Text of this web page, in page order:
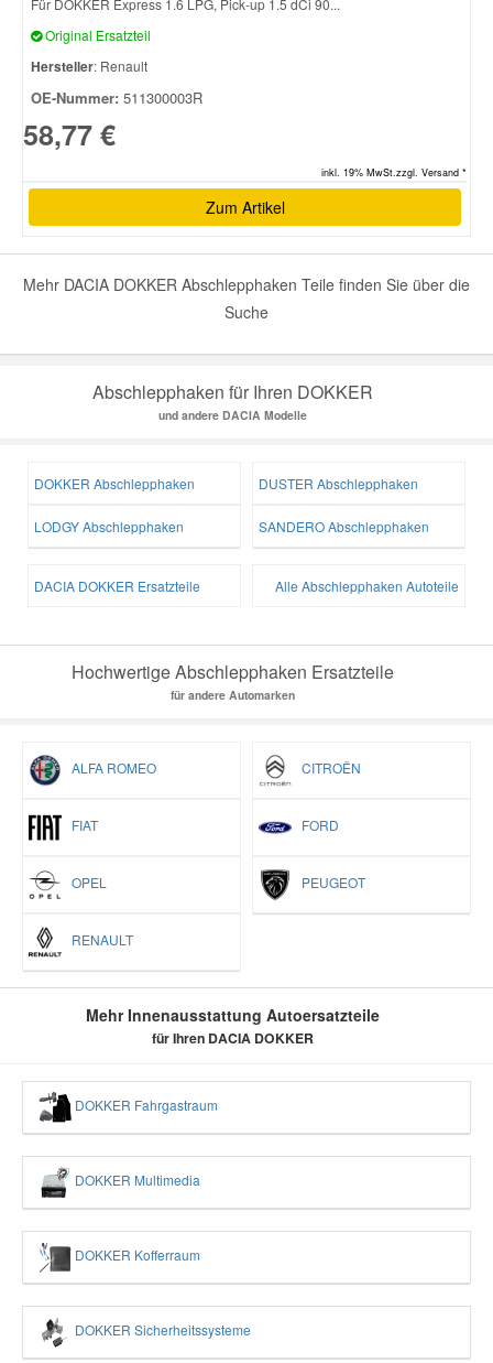
Für DOKKER Express 1.6 LPG, Pick-up 1.5 dCi 90...
Original Ersatzteil
Hersteller: Renault
OE-Nummer: 511300003R
58,77 €
inkl. 19% MwSt.zzgl. Versand *
Zum Artikel
Mehr DACIA DOKKER Abschlepphaken Teile finden Sie über die
Suche
Abschlepphaken für Ihren DOKKER
und andere DACIA Modelle
DOKKER Abschlepphaken DUSTER Abschlepphaken
LODGY Abschlepphaken SANDERO Abschlepphaken
DACIA DOKKER Ersatzteile Alle Abschlepphaken Autoteile
Hochwertige Abschlepphaken Ersatzteile
für andere Automarken
ALFA ROMEO CITROËN
FIAT FORD
OPEL PEUGEOT
RENAULT
Mehr Innenausstattung Autoersatzteile
für Ihren DACIA DOKKER
DOKKER Fahrgastraum
DOKKER Multimedia
DOKKER Kofferraum
DOKKER Sicherheitssysteme
Smart Ersatzteile
Suzuki Ersatzteile